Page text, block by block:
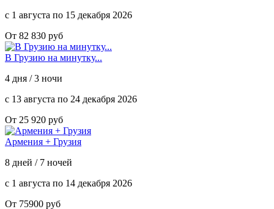
с 1 августа по 15 декабря 2026
От 82 830 руб
В Грузию на минутку...
4 дня / 3 ночи
с 13 августа по 24 декабря 2026
От 25 920 руб
Армения + Грузия
8 дней / 7 ночей
с 1 августа по 14 декабря 2026
От 75900 руб